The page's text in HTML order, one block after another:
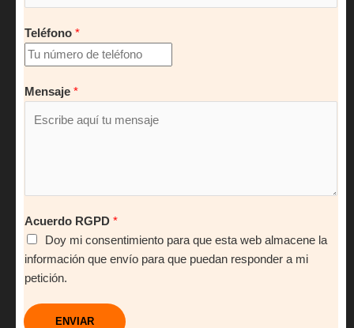
Teléfono *
Mensaje *
Acuerdo RGPD *
Doy mi consentimiento para que esta web almacene la
información que envío para que puedan responder a mi
petición.
ENVIAR